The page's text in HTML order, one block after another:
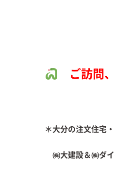
ご訪問
＊大分の注文住宅
㈱大建設＆㈱